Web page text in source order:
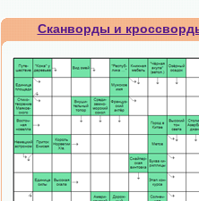
Сканворды и